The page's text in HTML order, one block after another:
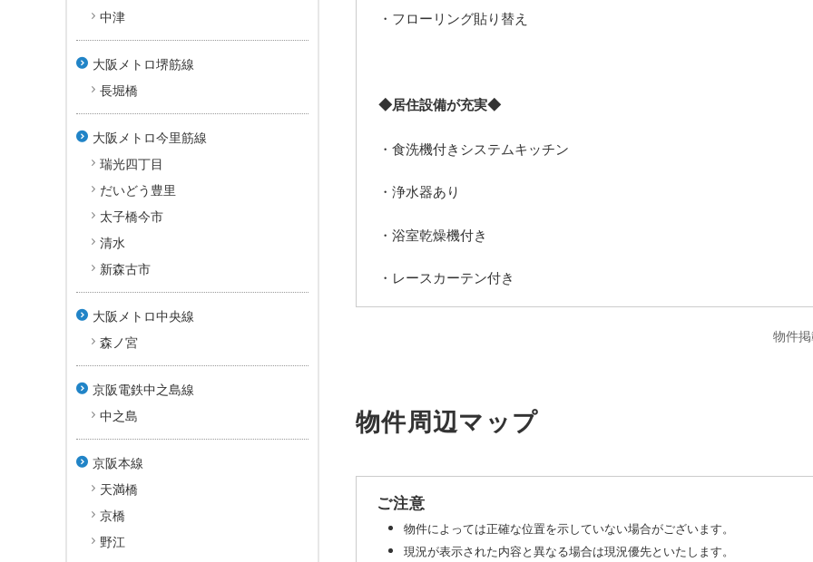
・フローリング貼り替え
◆居住設備が充実◆
・食洗機付きシステムキッチン
・浄水器あり
・浴室乾燥機付き
・レースカーテン付き
物件
物件周辺マップ
location_on
−
ご注意
物件によっては正確な位置を示していない場合がございます。
現況が表示された内容と異なる場合は現況優先といたします。
中津
大阪メトロ堺筋線
長堀橋
大阪メトロ今里筋線
瑞光四丁目
だいどう豊里
太子橋今市
清水
新森古市
大阪メトロ中央線
森ノ宮
京阪電鉄中之島線
中之島
京阪本線
天満橋
京橋
野江